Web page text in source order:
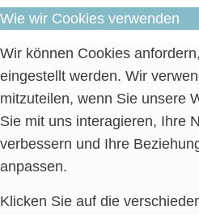
Wie wir Cookies verwenden
Wir können Cookies
eingestellt werden. Wir
mitzuteilen, wenn Sie unsere
Sie mit uns interagieren, Ihre
verbessern und Ihre
anpassen.
Klicken Sie auf die